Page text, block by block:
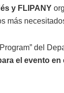
y FLIPANY
más
del
el evento